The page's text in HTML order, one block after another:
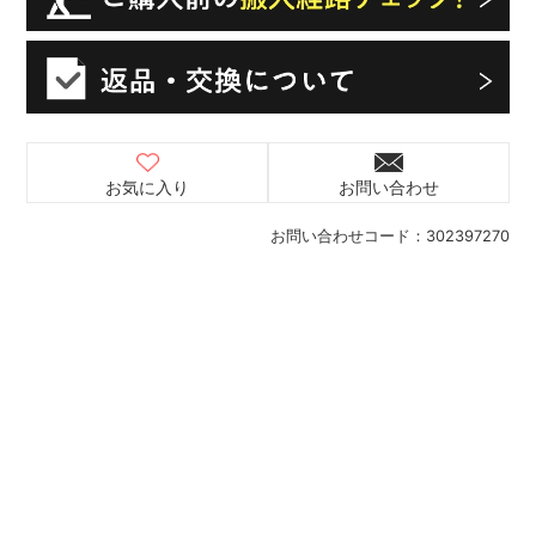
お問い合わせコード： 302397270
お気に入り お問い合わせ